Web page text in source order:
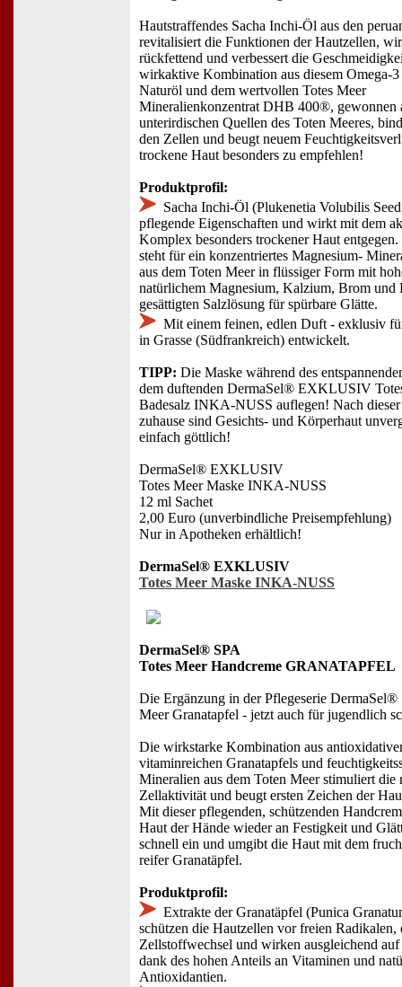
Hautstraffendes Sacha Inchi-Öl aus den
revitalisiert die Funktionen der Hautzellen,
rückfettend und verbessert die
wirkaktive Kombination aus diesem Omega-3
Naturöl und dem wertvollen Totes Meer
Mineralienkonzentrat DHB 400®, gewonnen
unterirdischen Quellen des Toten Meeres,
den Zellen und beugt neuem
trockene Haut besonders zu empfehlen!
Produktprofil:
Sacha Inchi-Öl (Plukenetia Volubilis
pflegende Eigenschaften und wirkt mit dem
Komplex besonders trockener Haut
steht für ein konzentriertes Magnesium-
aus dem Toten Meer in flüssiger Form mit
natürlichem Magnesium, Kalzium, Brom und
gesättigten Salzlösung für spürbare Glätte.
Mit einem feinen, edlen Duft - exklusiv
in Grasse (Südfrankreich) entwickelt.
TIPP: Die Maske während des
dem duftenden DermaSel® EXKLUSIV
Badesalz INKA-NUSS auflegen! Nach
zuhause sind Gesichts- und Körperhaut
einfach göttlich!
DermaSel® EXKLUSIV
Totes Meer Maske INKA-NUSS
12 ml Sachet
2,00 Euro (unverbindliche Preisempfehlung)
Nur in Apotheken erhältlich!
DermaSel® EXKLUSIV
Totes Meer Maske INKA-NUSS
DermaSel® SPA
Totes Meer Handcreme GRANATAPFEL
Die Ergänzung in der Pflegeserie DermaSel®
Meer Granatapfel - jetzt auch für jugendlich
Die wirkstarke Kombination aus
vitaminreichen Granatapfels und
Mineralien aus dem Toten Meer stimuliert die
Zellaktivität und beugt ersten Zeichen der
Mit dieser pflegenden, schützenden
Haut der Hände wieder an Festigkeit und
schnell ein und umgibt die Haut mit dem
reifer Granatäpfel.
Produktprofil:
Extrakte der Granatäpfel (Punica
schützen die Hautzellen vor freien Radikalen,
Zellstoffwechsel und wirken ausgleichend
dank des hohen Anteils an Vitaminen und
Antioxidantien.